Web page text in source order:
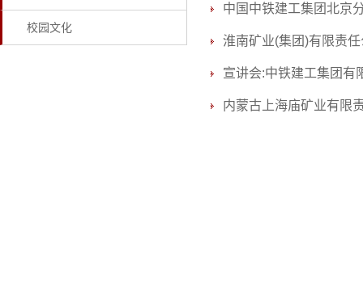
校园文化
中国中铁建工集团北京
淮南矿业(集团)有限责
宣讲会:中铁建工集团有
内蒙古上海庙矿业有限